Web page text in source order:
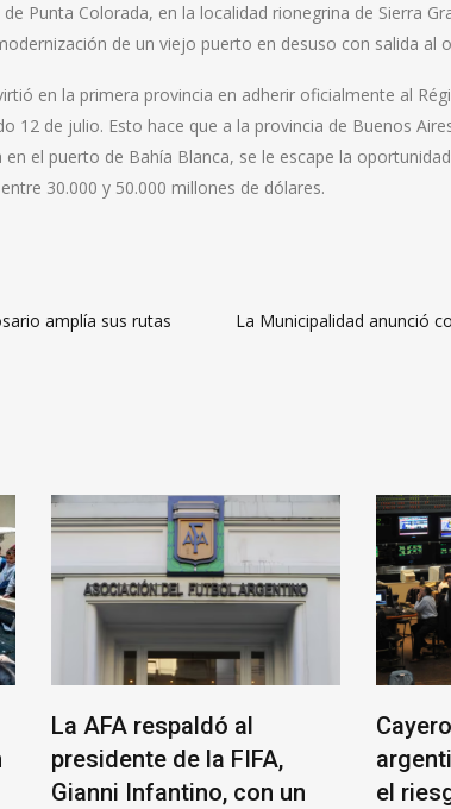
Punta Colorada, en la localidad rionegrina de Sierra
de un viejo puerto en desuso con salida al
en la primera provincia en adherir oficialmente al
12 de julio. Esto hace que a la provincia de Buenos
el puerto de Bahía Blanca, se le escape la
30.000 y 50.000 millones de dólares.
amplía sus rutas
La Municipalidad anunció
La AFA respaldó al
presidente de la FIFA,
Gianni Infantino, con un
el